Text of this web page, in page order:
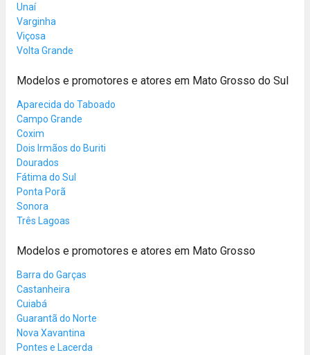
Unaí
Varginha
Viçosa
Volta Grande
Modelos e promotores e atores em Mato Grosso do Sul
Aparecida do Taboado
Campo Grande
Coxim
Dois Irmãos do Buriti
Dourados
Fátima do Sul
Ponta Porã
Sonora
Três Lagoas
Modelos e promotores e atores em Mato Grosso
Barra do Garças
Castanheira
Cuiabá
Guarantã do Norte
Nova Xavantina
Pontes e Lacerda